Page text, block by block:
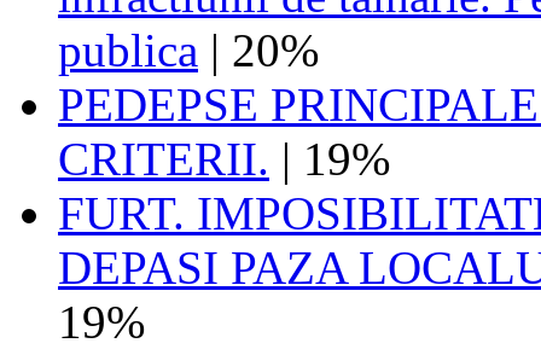
publica | 20%
PEDEPSE
CRITERII. | 19%
FURT.
DEPASI PAZA
19%